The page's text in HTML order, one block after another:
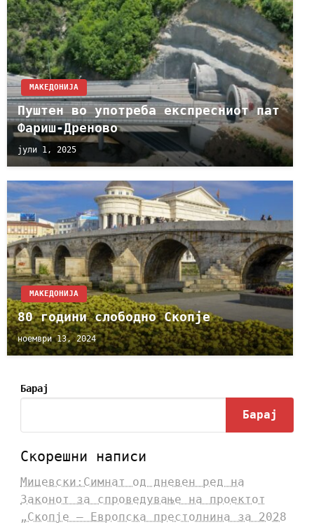
МАКЕДОНИЈА
Пуштен во употреба експресниот пат
Фариш-Дреново
јули 1, 2025
МАКЕДОНИЈА
80 години слободно Скопје
ноември 13, 2024
Барај
Барај
Скорешни написи
Мицевски:Симнат од дневен ред на
Законот за спроведување на проектот
„Скопје – Европска престолнина за 2028